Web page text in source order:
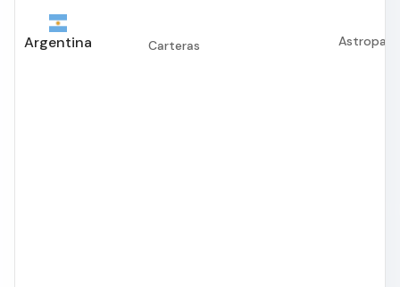
Argentina Carteras Astropay,